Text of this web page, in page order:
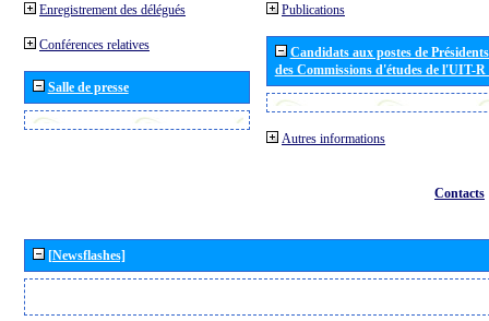
Enregistrement des délégués
Conférences relatives
Salle de presse
Publications
Candidats aux postes de
des Commissions d'études de l'UIT-
Autres informations
Contacts
[Newsflashes]